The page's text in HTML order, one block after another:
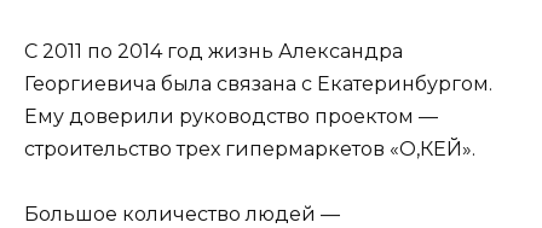
С 2011 по 2014 год жизнь Александра
Георгиевича была связана с Екатеринбургом.
Ему доверили руководство проектом —
строительство трех гипермаркетов «О,КЕЙ».
Большое количество людей —